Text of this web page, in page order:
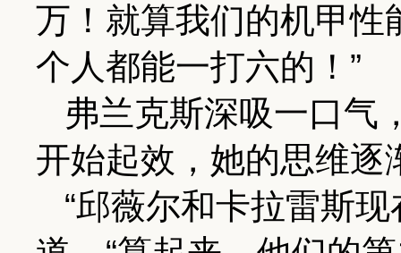
万！就算我们的机甲性
个人都能一打六的！”
弗兰克斯深吸一口气
开始起效，她的思维逐
“邱薇尔和卡拉雷斯